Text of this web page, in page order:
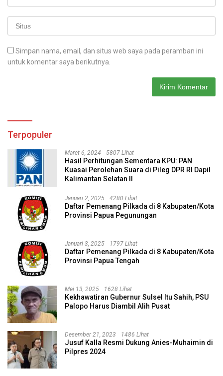
Simpan nama, email, dan situs web saya pada peramban ini
untuk komentar saya berikutnya.
Terpopuler
Maret 6, 2024 5807 Lihat
Hasil Perhitungan Sementara KPU: PAN
Kuasai Perolehan Suara di Pileg DPR RI Dapil
Kalimantan Selatan II
Januari 2, 2025 4280 Lihat
Daftar Pemenang Pilkada di 8 Kabupaten/Kota
Provinsi Papua Pegunungan
Januari 3, 2025 1797 Lihat
Daftar Pemenang Pilkada di 8 Kabupaten/Kota
Provinsi Papua Tengah
Mei 13, 2025 1628 Lihat
Kekhawatiran Gubernur Sulsel Itu Sahih, PSU
Palopo Harus Diambil Alih Pusat
Desember 21, 2023 1486 Lihat
Jusuf Kalla Resmi Dukung Anies-Muhaimin di
Pilpres 2024